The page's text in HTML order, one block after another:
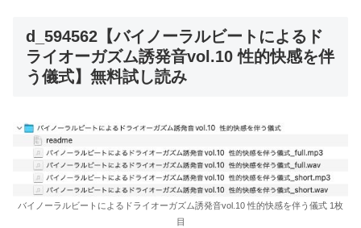
d_594562【バイノーラルビートによるド
ライオーガズム誘発音vol.10 性的快感を伴
う儀式】無料試し読み
バイノーラルビートによるドライオーガズム誘発音vol.10 性的快感を伴う儀式 1枚
目